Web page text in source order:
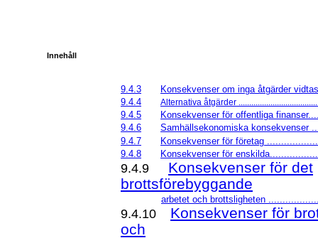
Innehåll
9.4.3
Konsekvenser om inga åtgärder
9.4.4
Alternativa åtgärder
9.4.5
Konsekvenser för offentliga
9.4.6
Samhällsekonomiska konsekvenser
9.4.7
Konsekvenser för företag
9.4.8
Konsekvenser för
9.4.9
Konsekvenser för det
brottsförebyggande
arbetet och brottsligheten
9.4.10
Konsekvenser för
och